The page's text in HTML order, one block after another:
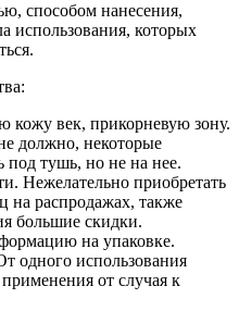
способом нанесения,
использования, которых
кожу век, прикорневую зону.
должно, некоторые
тушь, но не на нее.
Нежелательно приобретать
на распродажах, также
большие скидки.
на упаковке.
одного использования
от случая к